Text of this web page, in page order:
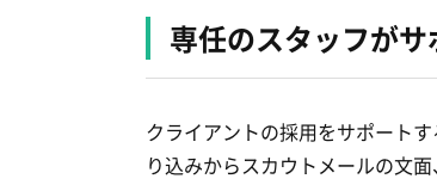
専任のスタッフがサ
クライアントの採用をサポートす
り込みからスカウトメールの文